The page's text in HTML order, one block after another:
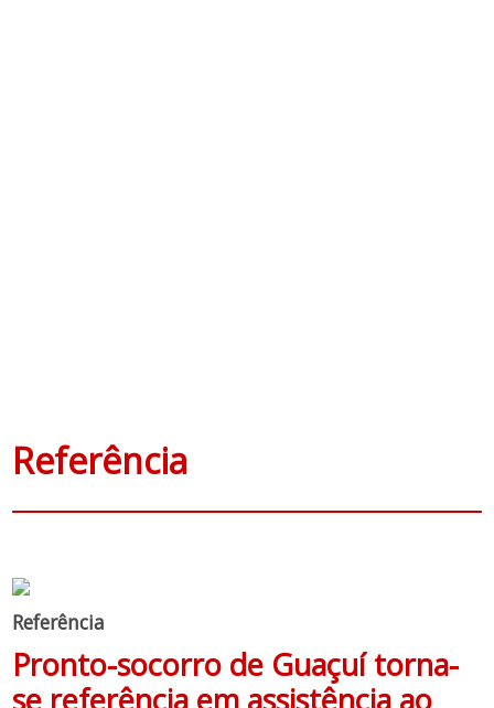
Referência
Referência
Pronto-socorro de Guaçuí torna-
se referência em assistência ao